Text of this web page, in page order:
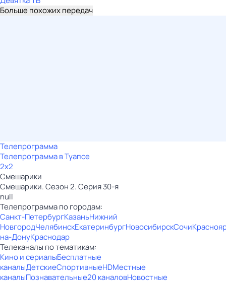
Больше похожих передач
Телепрограмма
Телепрограмма в Туапсе
2x2
Смешарики
Смешарики. Сезон 2. Серия 30-я
null
Телепрограмма по городам:
Санкт-ПетербургКазаньНижний
НовгородЧелябинскЕкатеринбургНовосибирскСочи
на-ДонуКраснодар
Телеканалы по тематикам:
Кино и сериалыБесплатные
каналыДетскиеСпортивныеHDМестные
каналыПознавательные20 каналовНовостные